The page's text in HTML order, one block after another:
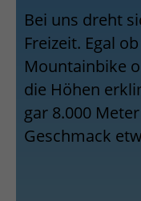
Bei uns dreht
Freizeit. Egal
Mountainbike
die Höhen
gar 8.000
Geschmack